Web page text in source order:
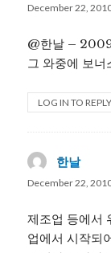
December 22,
@한날 –
그 와중에 보
LOG IN TO REPLY
한날says:
December 22,
제조업 등에서
업에서 시작되